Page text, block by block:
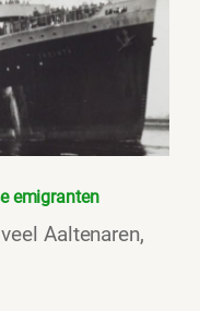
emigranten
Aaltenaren,